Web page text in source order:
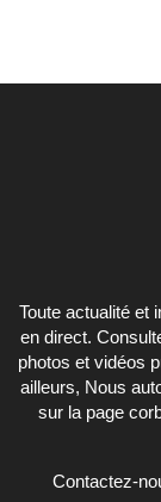
Toute actualité et
en direct.
photos et vidéos
ailleurs, Nous
sur la page
Contactez-